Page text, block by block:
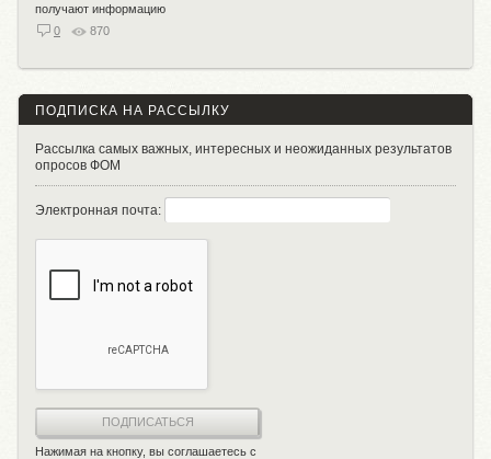
получают информацию
0
870
ПОДПИСКА НА РАССЫЛКУ
Рассылка самых важных, интересных и неожиданных результатов
опросов ФОМ
Электронная почта:
ПОДПИСАТЬСЯ
Нажимая на кнопку, вы соглашаетесь с